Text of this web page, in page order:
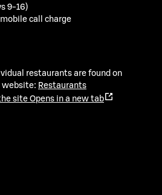
9-16)
call charge
restaurants are found on
website: Restaurants
site Opens in a new tab